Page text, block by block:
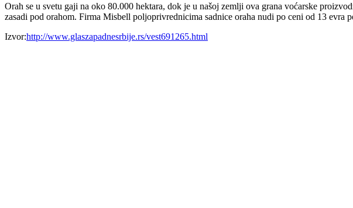
Orah se u svetu gaji na oko 80.000 hektara, dok je u našoj zemlji ova grana voćarske
zasadi pod orahom. Firma Misbell poljoprivrednicima sadnice oraha nudi po ceni od 13 evra
Izvor:http://www.glaszapadnesrbije.rs/vest691265.html